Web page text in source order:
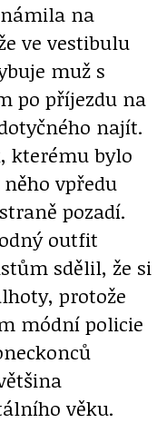
na
ve vestibulu
muž s
po příjezdu na
najít.
kterému bylo
vpředu
pozadí.
outfit
sdělil, že si
protože
módní policie
věku.